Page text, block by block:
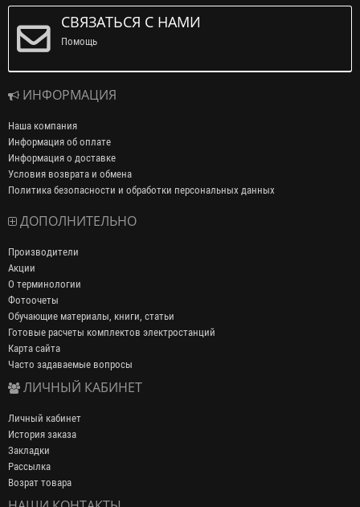
СВЯЗАТЬСЯ С НАМИ
Помощь
ИНФОРМАЦИЯ
Наша компания
Информация об оплате
Информация о доставке
Условия возврата и обмена
Политика безопасности и обработки персональных данных
ДОПОЛНИТЕЛЬНО
Производители
Акции
О терминологии
Фотоочеты
Обучающие материалы, книги, статьи
Готовые расчеты комплектов электростанций
Карта сайта
Часто задаваемые вопросы
ЛИЧНЫЙ КАБИНЕТ
Личный кабинет
История заказа
Закладки
Рассылка
Возрат товара